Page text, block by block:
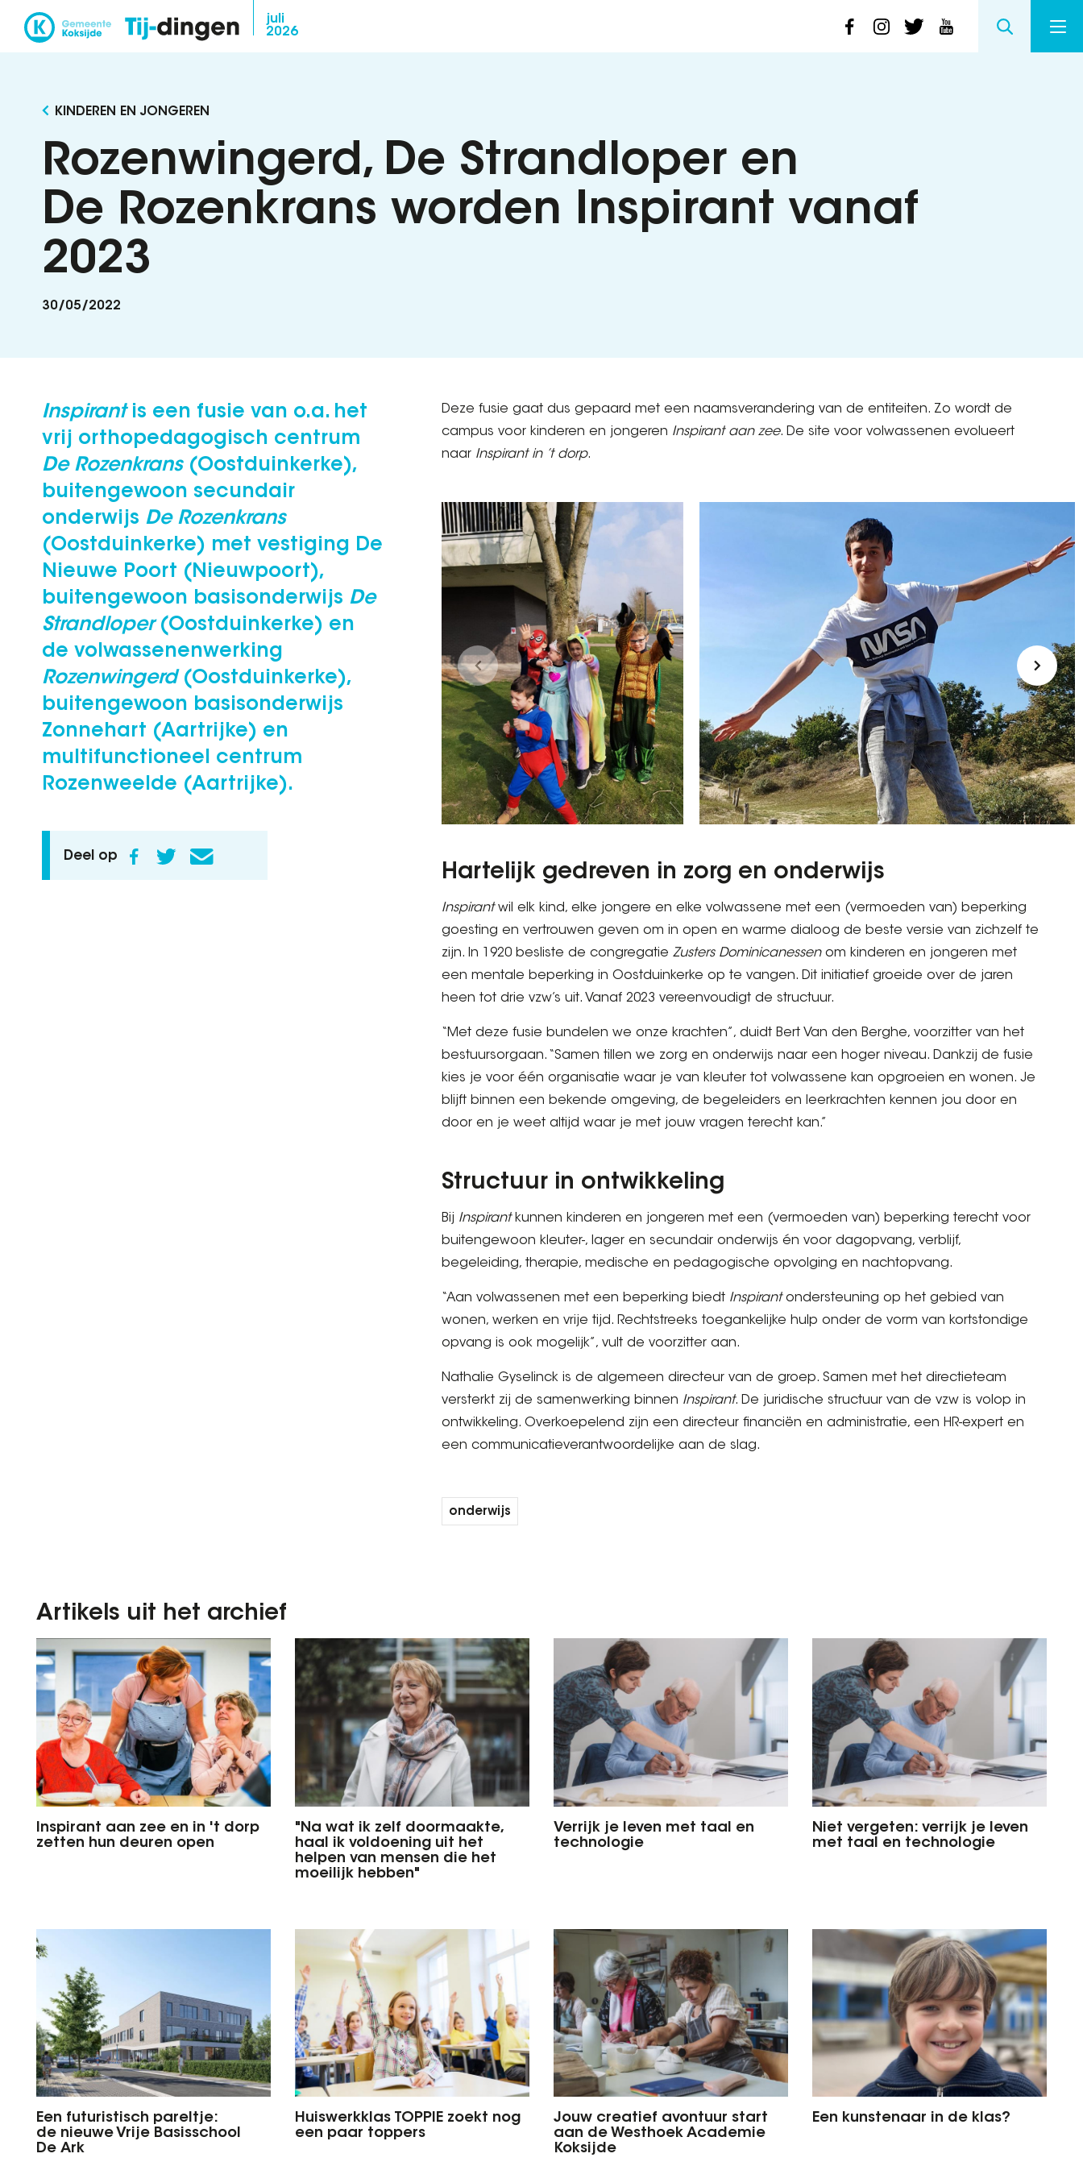
Overslaan
juli
2026
KINDEREN EN JONGEREN
Rozenwingerd, De Strandloper en
De Rozenkrans worden Inspirant vanaf
2023
30/05/2022
Inspirantis een fusie van o.a. het
vrij orthopedagogisch centrum
De Rozenkrans(Oostduinkerke),
buitengewoon secundair
onderwijs De Rozenkrans
(Oostduinkerke) met vestiging De
Nieuwe Poort (Nieuwpoort),
buitengewoon basisonderwijs De
Strandloper(Oostduinkerke) en
de volwassenenwerking
Rozenwingerd(Oostduinkerke),
buitengewoon basisonderwijs
Zonnehart (Aartrijke) en
multifunctioneel centrum
Rozenweelde (Aartrijke).
Deel op
Deze fusie gaat dus gepaard met een naamsverandering van de entiteiten. Zo wordt de
campus voor kinderen en jongeren Inspirant aan zee. De site voor volwassenen evolueert
naar Inspirant in ’t dorp.
Hartelijk gedreven in zorg en onderwijs
Inspirantwil elk kind, elke jongere en elke volwassene met een (vermoeden van) beperking
goesting en vertrouwen geven om in open en warme dialoog de beste versie van zichzelf te
zijn. In 1920 besliste de congregatie Zusters Dominicanessenom kinderen en jongeren met
een mentale beperking in Oostduinkerke op te vangen. Dit initiatief groeide over de jaren
heen tot drie vzw’s uit. Vanaf 2023 vereenvoudigt de structuur.
“Met deze fusie bundelen we onze krachten”, duidt Bert Van den Berghe, voorzitter van het
bestuursorgaan. “Samen tillen we zorg en onderwijs naar een hoger niveau. Dankzij de fusie
kies je voor één organisatie waar je van kleuter tot volwassene kan opgroeien en wonen. Je
blijft binnen een bekende omgeving, de begeleiders en leerkrachten kennen jou door en
door en je weet altijd waar je met jouw vragen terecht kan.”
Structuur in ontwikkeling
Bij Inspirantkunnen kinderen en jongeren met een (vermoeden van) beperking terecht voor
buitengewoon kleuter-, lager en secundair onderwijs én voor dagopvang, verblijf,
begeleiding, therapie, medische en pedagogische opvolging en nachtopvang.
“Aan volwassenen met een beperking biedt Inspirantondersteuning op het gebied van
wonen, werken en vrije tijd. Rechtstreeks toegankelijke hulp onder de vorm van kortstondige
opvang is ook mogelijk”, vult de voorzitter aan.
Nathalie Gyselinck is de algemeen directeur van de groep. Samen met het directieteam
versterkt zij de samenwerking binnen Inspirant. De juridische structuur van de vzw is volop in
ontwikkeling. Overkoepelend zijn een directeur financiën en administratie, een HR-expert en
een communicatieverantwoordelijke aan de slag.
onderwijs
Artikels uit het archief
Inspirant aan zee en in 't dorp
zetten hun deuren open
"Na wat ik zelf doormaakte,
haal ik voldoening uit het
helpen van mensen die het
moeilijk hebben"
Verrijk je leven met taal en
technologie
Niet vergeten: verrijk je leven
met taal en technologie
Een futuristisch pareltje:
de nieuwe Vrije Basisschool
De Ark
Huiswerkklas TOPPIE zoekt nog
een paar toppers
Jouw creatief avontuur start
aan de Westhoek Academie
Koksijde
Een kunstenaar in de klas?